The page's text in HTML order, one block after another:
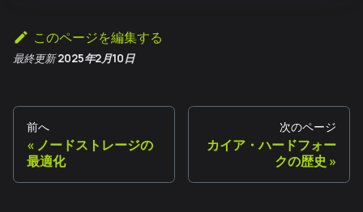
このページを編集する
最終更新 2025年2月10日
前へ
ノードストレージの
最適化
次のページ
カイア・ハードフォー
クの歴史